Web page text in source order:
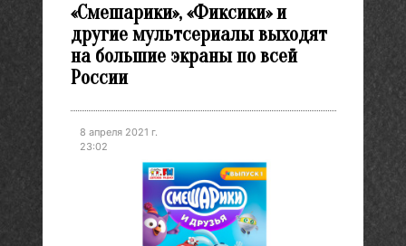
«Смешарики», «Фиксики» и
другие мультсериалы выходят
на большие экраны по всей
России
8 апреля 2021 г.
23:02